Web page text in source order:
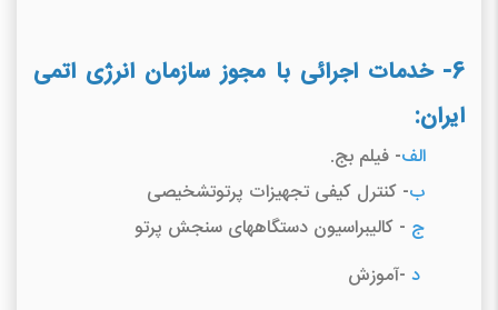
6- خدمات اجرائی با مجوز سازمان انرژی اتمی
ایران:
الف- فیلم بج.
ب- کنترل کیفی تجهیزات پرتوتشخیصی
ج - کالیبراسیون دستگاههای سنجش پرتو
د -آموزش